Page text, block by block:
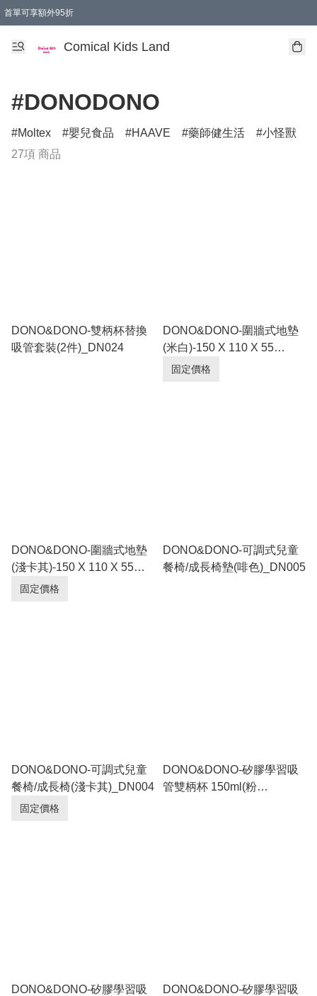
首單可享額外95折
Comical Kids Land
#DONODONO
Moltex 嬰兒食品 HAAVE 藥師健生活 小怪獸
27項 商品
DONO&DONO-雙柄杯替換
吸管套裝(2件)_DN024
DONO&DONO-圍牆式地墊
(米白)-150 X 110 X 55
cm_DN002
固定價格
DONO&DONO-圍牆式地墊
(淺卡其)-150 X 110 X 55
cm_DN001
固定價格
DONO&DONO-可調式兒童
餐椅/成長椅墊(啡色)_DN005
DONO&DONO-可調式兒童
餐椅/成長椅(淺卡其)_DN004
固定價格
DONO&DONO-矽膠學習吸
管雙柄杯 150ml(粉
DONO&DONO-矽膠學習吸
DONO&DONO-矽膠學習吸